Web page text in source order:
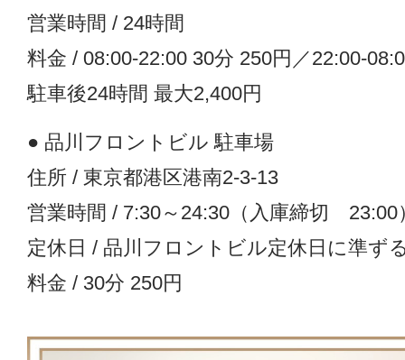
営業時間 / 24時間
料金 / 08:00-22:00 30分 250円／22:00-
駐車後24時間 最大2,400円
● 品川フロントビル 駐車場
住所 / 東京都港区港南2-3-13
営業時間 / 7:30～24:30（入庫締切 23:00
定休日 / 品川フロントビル定休日に準ず
料金 / 30分 250円